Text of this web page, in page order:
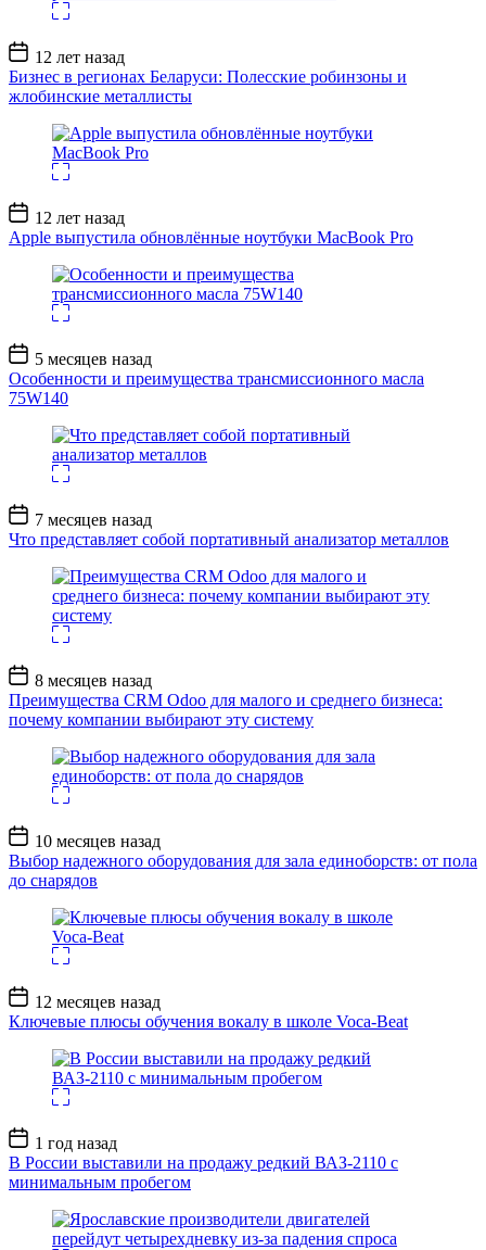
Дата
записи
12 лет назад
Бизнес в регионах Беларуси: Полесские робинзоны и
жлобинские металлисты
Дата
записи
12 лет назад
Apple выпустила обновлённые ноутбуки MacBook Pro
Дата
записи
5 месяцев назад
Особенности и преимущества трансмиссионного масла
75W140
Дата
записи
7 месяцев назад
Что представляет собой портативный анализатор металлов
Дата
записи
8 месяцев назад
Преимущества CRM Odoo для малого и среднего бизнеса:
почему компании выбирают эту систему
Дата
записи
10 месяцев назад
Выбор надежного оборудования для зала единоборств: от пола
до снарядов
Дата
записи
12 месяцев назад
Ключевые плюсы обучения вокалу в школе Voca-Beat
Дата
записи
1 год назад
В России выставили на продажу редкий ВАЗ-2110 с
минимальным пробегом